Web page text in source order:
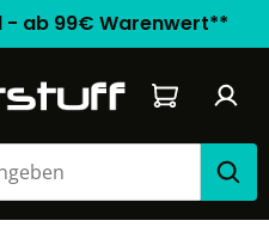
- ab 99€ Warenwert**
Warenkorb